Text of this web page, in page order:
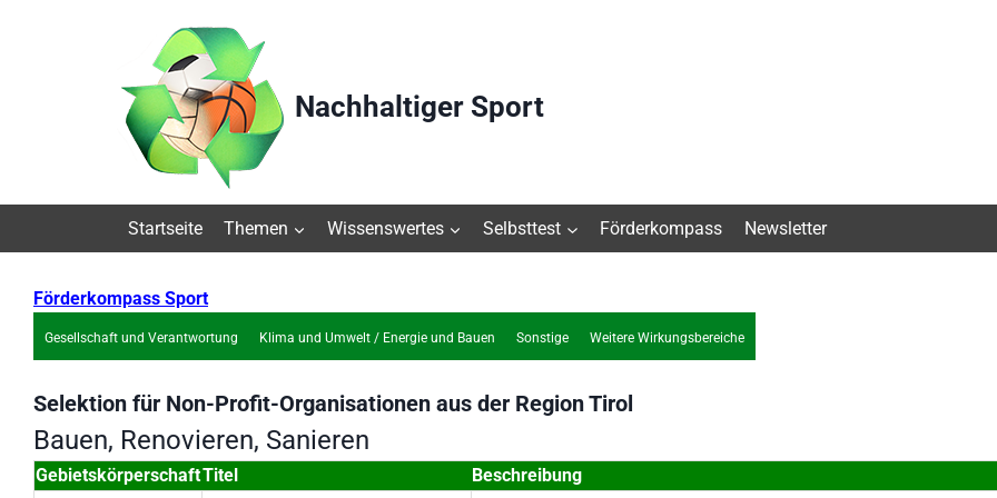
Nachhaltiger Sport
Startseite Themen Wissenswertes Selbsttest Förderkompass Newsletter
Förderkompass Sport
Gesellschaft und Verantwortung Klima und Umwelt / Energie und Bauen Sonstige Weitere Wirkungsbereiche
Selektion für Non-Profit-Organisationen aus der RegionTirol
Bauen, Renovieren, Sanieren
GebietskörperschaftTitel Beschreibung